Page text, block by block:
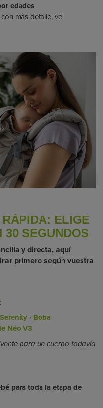
edades
más detalle, ve
ELIGE
30 SEGUNDOS
y directa, aquí
primero según vuestra
:
· Boba
Néo V3
para un cuerpo todavía
para toda la etapa de